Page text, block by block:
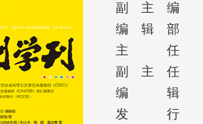
副主编
编辑部
主任
副主任
编辑
发行